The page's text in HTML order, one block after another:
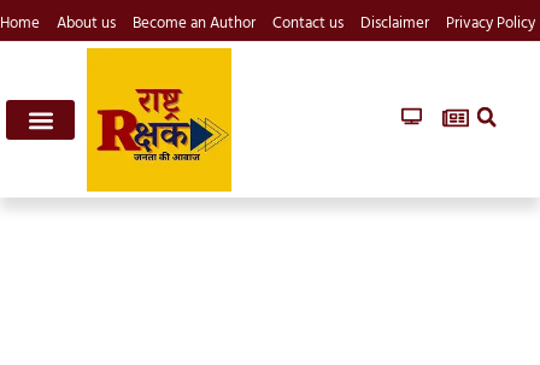
Home About us Become an Author Contact us Disclaimer Privacy Policy